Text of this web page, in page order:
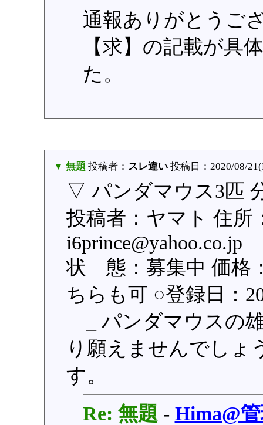
通報ありがとうご
【求】の記載が具
た。
▼ 無題 投稿者： スレ違い投稿日：2020/08/
▽ パンダマウス3匹
投稿者：ヤマト 住所
状 態：募集中 価格
ちらも可 ○登録日：
_ パンダマウスの
り願えませんでしょ
す。
Re: 無題 - Hima@